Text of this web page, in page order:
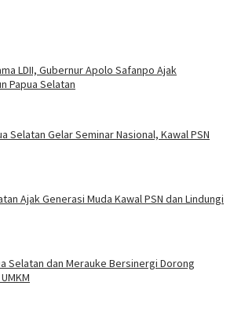
LDII, Gubernur Apolo Safanpo Ajak
Papua Selatan
Selatan Gelar Seminar Nasional, Kawal PSN
Ajak Generasi Muda Kawal PSN dan Lindungi
Selatan dan Merauke Bersinergi Dorong